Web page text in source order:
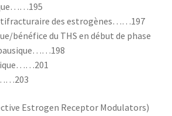
des estrogènes……197
bénéfice du THS en début de phase
Estrogen Receptor Modulators)